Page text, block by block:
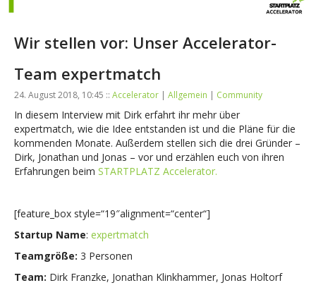
Wir stellen vor: Unser Accelerator-
Team expertmatch
24. August 2018, 10:45 :: Accelerator | Allgemein | Community
In diesem Interview mit Dirk erfahrt ihr mehr über
expertmatch, wie die Idee entstanden ist und die Pläne für die
kommenden Monate. Außerdem stellen sich die drei Gründer –
Dirk, Jonathan und Jonas – vor und erzählen euch von ihren
Erfahrungen beim STARTPLATZ Accelerator.
[feature_box style=“19″alignment=“center“]
Startup Name: expertmatch
Teamgröße: 3 Personen
Team: Dirk Franzke, Jonathan Klinkhammer, Jonas Holtorf